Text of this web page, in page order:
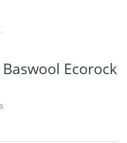
Ecorock